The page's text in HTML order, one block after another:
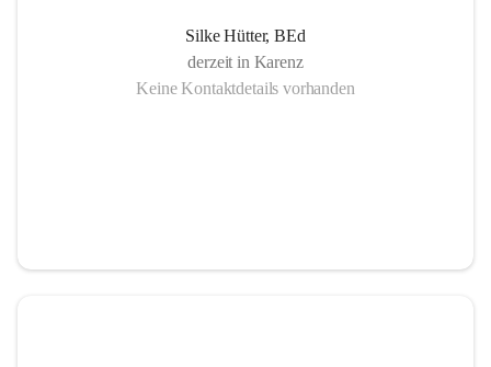
Silke Hütter, BEd
derzeit in Karenz
Keine Kontaktdetails vorhanden